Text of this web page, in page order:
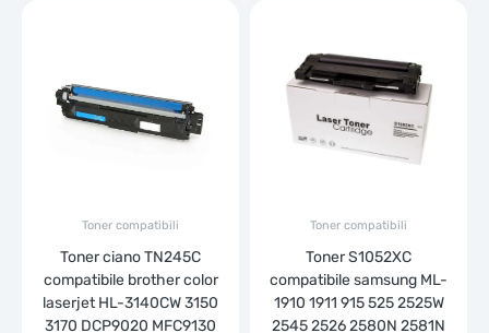
Toner compatibili
Toner ciano TN245C
compatibile brother color
laserjet HL-3140CW 3150
3170 DCP9020 MFC9130
Toner compatibili
Toner S1052XC
compatibile samsung ML-
1910 1911 915 525 2525W
2545 2526 2580N 2581N